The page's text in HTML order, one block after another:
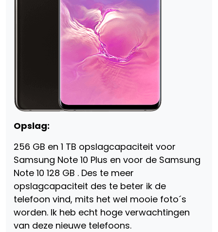
Opslag:
256 GB en 1 TB opslagcapaciteit voor
Samsung Note 10 Plus en voor de Samsung
Note 10 128 GB . Des te meer
opslagcapaciteit des te beter ik de
telefoon vind, mits het wel mooie foto´s
worden. Ik heb echt hoge verwachtingen
van deze nieuwe telefoons.